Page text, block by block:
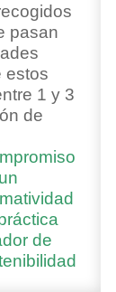
pasan
estos
1 y 3
de
de